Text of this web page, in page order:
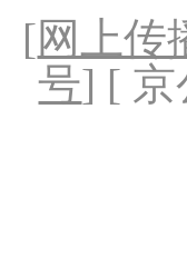
[网上传
号] [ 京